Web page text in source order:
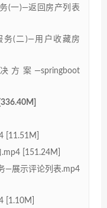
(一)—返回房产列表
务(二)—用户收藏房
方案—springboot
[11.51M]
[151.24M]
—展示评论列表.mp4
[1.10M]